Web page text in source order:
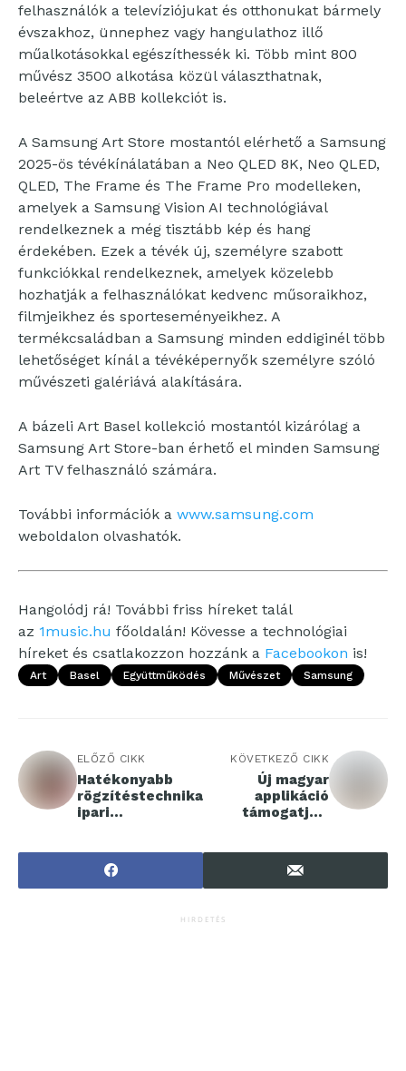
felhasználók a televíziójukat és otthonukat bármely
évszakhoz, ünnephez vagy hangulathoz illő
műalkotásokkal egészíthessék ki. Több mint 800
művész 3500 alkotása közül választhatnak,
beleértve az ABB kollekciót is.
A Samsung Art Store mostantól elérhető a Samsung
2025-ös tévékínálatában a Neo QLED 8K, Neo QLED,
QLED, The Frame és The Frame Pro modelleken,
amelyek a Samsung Vision AI technológiával
rendelkeznek a még tisztább kép és hang
érdekében. Ezek a tévék új, személyre szabott
funkciókkal rendelkeznek, amelyek közelebb
hozhatják a felhasználókat kedvenc műsoraikhoz,
filmjeikhez és sporteseményeikhez. A
termékcsaládban a Samsung minden eddiginél több
lehetőséget kínál a tévéképernyők személyre szóló
művészeti galériává alakítására.
A bázeli Art Basel kollekció mostantól kizárólag a
Samsung Art Store-ban érhető el minden Samsung
Art TV felhasználó számára.
További információk a www.samsung.com
weboldalon olvashatók.
Hangolódj rá! További friss híreket talál
az 1music.hu főoldalán! Kövesse a technológiai
híreket és csatlakozzon hozzánk a Facebookon is!
Art Basel Együttműködés Művészet Samsung
ELŐZŐ CIKK
Hatékonyabb
rögzítéstechnika
ipari
gyártásban
KÖVETKEZŐ CIKK
Új magyar
applikáció
támogatja a
HIRDETÉS